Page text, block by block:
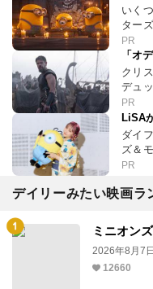
いく
ター
PR
「オ
クリ
デュ
PR
LiSA
ダイ
ズ＆
PR
デイリーみたい映画ラ
ミニオン
2026年8月7
12660